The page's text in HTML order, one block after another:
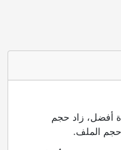
أفضل، زاد حجم
حجم الملف.